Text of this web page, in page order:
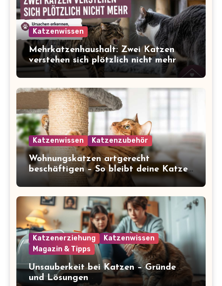
Katzenwissen
Mehrkatzenhaushalt: Zwei Katzen
verstehen sich plötzlich nicht mehr
Katzenwissen Katzenzubehör
Wohnungskatzen artgerecht
beschäftigen – So bleibt deine Katze
glücklich und gesund
Katzenerziehung
Katzenwissen
Magazin & Tipps
Unsauberkeit bei Katzen – Gründe
und Lösungen